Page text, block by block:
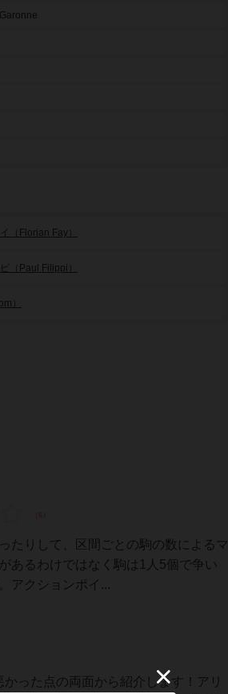
（Florian Fay）
（Paul Filippi）
）
たりして、区間ごとの駒の数によるマ
あるわけではなく駒は1人5個で争い
アクションポイ...
った点の両面から紹介します！アリ